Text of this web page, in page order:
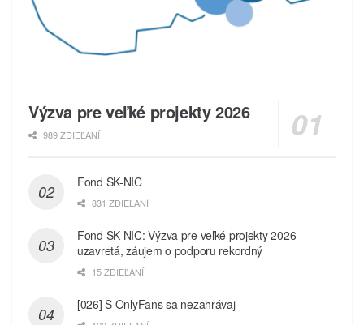
Výzva pre veľké projekty 2026
989 ZDIEĽANÍ
Fond SK-NIC
831 ZDIEĽANÍ
Fond SK-NIC: Výzva pre veľké projekty 2026
uzavretá, záujem o podporu rekordný
15 ZDIEĽANÍ
[026] S OnlyFans sa nezahrávaj